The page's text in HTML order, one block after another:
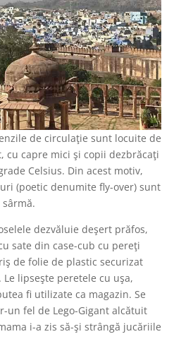
de circulaţie sunt locuite de
cu capre mici şi copii dezbrăcaţi
Celsius. Din acest motiv,
(poetic denumite fly-over) sunt
dezvăluie deşert prăfos,
sate din case-cub cu pereţi
de folie de plastic securizat
lipseşte peretele cu uşa,
fi utilizate ca magazin. Se
un fel de Lego-Gigant alcătuit
i-a zis să-şi strângă jucăriile